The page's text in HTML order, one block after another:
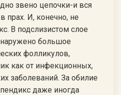
звено цепочки-и вся
прах. И, конечно, не
В подслизистом слое
большое
фолликулов,
как от инфекционных,
заболеваний. За обилие
даже иногда